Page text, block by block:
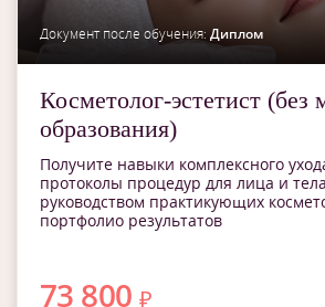
Документ после обучения: Диплом
Косметолог-эстетист (без
образования)
Получите навыки комплексного
протоколы процедур для лица и
руководством практикующих
портфолио результатов
73 800₽